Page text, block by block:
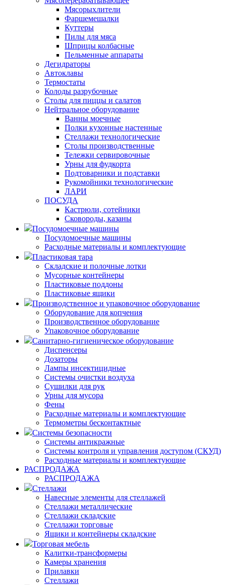
Мясорыхлители
Фаршемешалки
Куттеры
Пилы для мяса
Шприцы колбасные
Пельменные аппараты
Дегидраторы
Автоклавы
Термостаты
Колоды разрубочные
Столы для пиццы и салатов
Нейтральное оборудование
Ванны моечные
Полки кухонные настенные
Стеллажи технологические
Столы производственные
Тележки сервировочные
Урны для фудкорта
Подтоварники и подставки
Рукомойники технологические
ЛАРИ
ПОСУДА
Кастрюли, сотейники
Сковороды, казаны
Посудомоечные машины
Посудомоечные машины
Расходные материалы и комплектующие
Пластиковая тара
Складские и полочные лотки
Мусорные контейнеры
Пластиковые поддоны
Пластиковые ящики
Производственное и упаковочное оборудование
Оборудование для копчения
Производственное оборудование
Упаковочное оборудование
Санитарно-гигиеническое оборудование
Диспенсеры
Дозаторы
Лампы инсектицидные
Системы очистки воздуха
Сушилки для рук
Урны для мусора
Фены
Расходные материалы и комплектующие
Термометры бесконтактные
Системы безопасности
Системы антикражные
Системы контроля и управления доступом (СКУД)
Расходные материалы и комплектующие
РАСПРОДАЖА
РАСПРОДАЖА
Стеллажи
Навесные элементы для стеллажей
Стеллажи металлические
Стеллажи складские
Стеллажи торговые
Ящики и контейнеры складские
Торговая мебель
Калитки-трансформеры
Камеры хранения
Прилавки
Стеллажи